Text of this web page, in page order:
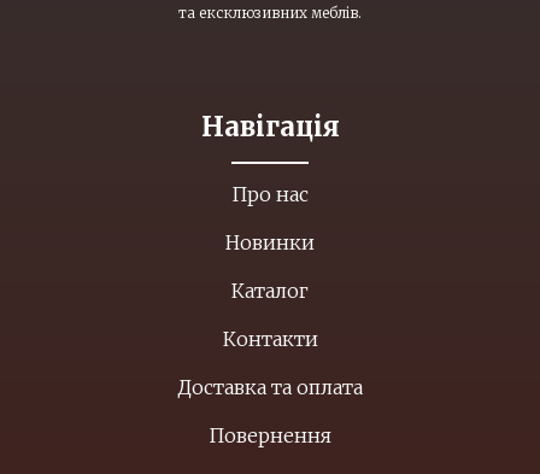
та ексклюзивних меблів.
Навігація
Про нас
Новинки
Каталог
Контакти
Доставка та оплата
Повернення